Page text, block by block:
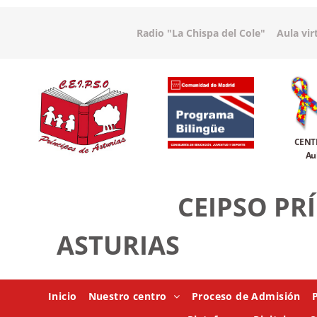
Radio "La Chispa del Cole" Aula
CEIPSO
ASTURIAS
Inicio Nuestro centro Proceso de Admisión